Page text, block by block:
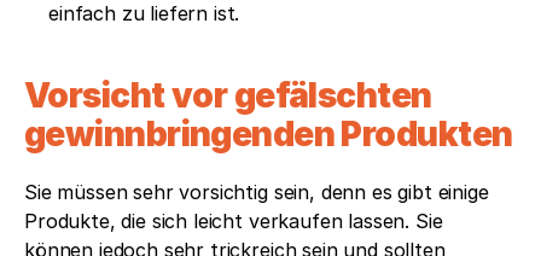
einfach zu liefern ist.
Vorsicht vor gefälschten
gewinnbringenden Produkten
Sie müssen sehr vorsichtig sein, denn es gibt einige
Produkte, die sich leicht verkaufen lassen. Sie
können jedoch sehr trickreich sein und sollten